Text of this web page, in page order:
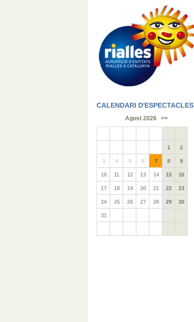
CALENDARI D'ESPECTACLES
Agost 2026 >>
1 2
3 4 5 6 7 8 9
10 11 12 13 14 15 16
17 18 19 20 21 22 23
24 25 26 27 28 29 30
31